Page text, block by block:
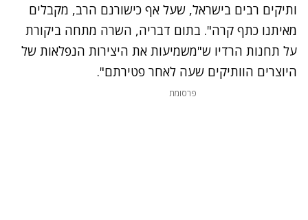
ותיקים רבים בישראל, שעל אף כישורנם הרב, מקבלים
מאיתנו כתף קרה". בתום דבריה, השרה מתחה ביקורת
על תחנות הרדיו ש"משמיעות את היצירות הנפלאות של
היוצרים הוותיקים שעה לאחר פטירתם".
פרסומת